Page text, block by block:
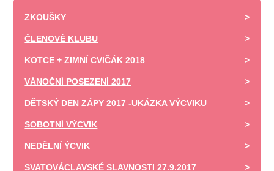
ZKOUŠKY
ČLENOVÉ KLUBU
KOTCE + ZIMNÍ CVIČÁK 2018
VÁNOČNÍ POSEZENÍ 2017
DĚTSKÝ DEN ZÁPY 2017 -UKÁZKA VÝCVIKU
SOBOTNÍ VÝCVIK
NEDĚLNÍ ÝCVIK
SVATOVÁCLAVSKÉ SLAVNOSTI 27.9.2017